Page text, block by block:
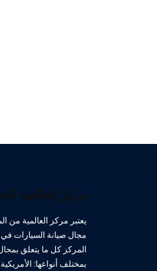
مركز العالمية
يعتبر مركز العالمية من
مجال صيانة السيارات في
المركز كل ما يتعلق
بمختلف أنواعها: الأمريكية،